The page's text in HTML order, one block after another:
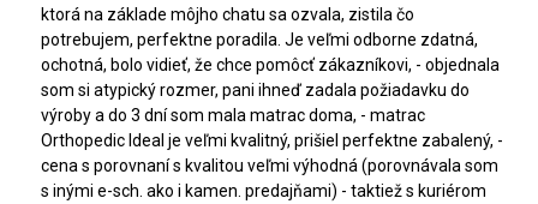
ktorá na základe môjho chatu sa ozvala, zistila čo
potrebujem, perfektne poradila. Je veľmi odborne zdatná,
ochotná, bolo vidieť, že chce pomôcť zákazníkovi, - objednala
som si atypický rozmer, pani ihneď zadala požiadavku do
výroby a do 3 dní som mala matrac doma, - matrac
Orthopedic Ideal je veľmi kvalitný, prišiel perfektne zabalený, -
cena s porovnaní s kvalitou veľmi výhodná (porovnávala som
s inými e-sch. ako i kamen. predajňami) - taktiež s kuriérom